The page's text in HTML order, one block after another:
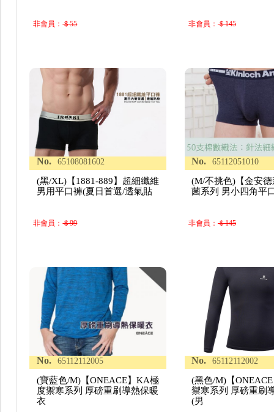
非會員：＄55 非會員： ＄145
No. 65108081602
(黑/XL)【1881-889】超細纖維
男用平口褲(夏日首選/透氣貼
非會員：＄99
No. 65112051010
(M/不挑色)【金安
菌系列 男小四角平
非會員： ＄145
No. 65112112005
(寶藍色/M)【ONEACE】KA極
度禦寒系列 厚磅重刷導熱保暖
衣
No. 65112112002
(黑色/M)【
禦寒系列 厚磅重刷
(男